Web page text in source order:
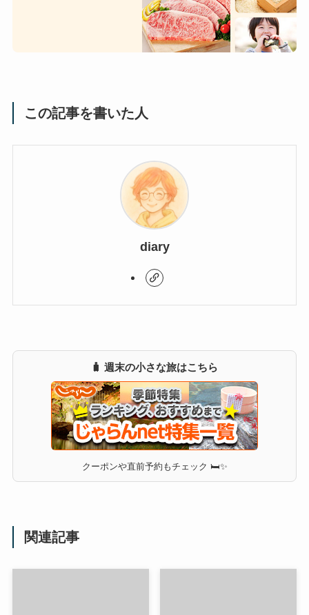
この記事を書いた人
diary
🧳 週末の小さな旅はこちら
クーポンや直前予約もチェック 🛏✨
関連記事